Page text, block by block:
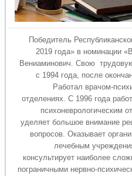
Победитель
2019 года» в номинации
Вениаминович. Свою
с 1994 года, после
Работал врачом-
отделениях. С 1996 года
психоневрологическим
уделяет большое внимание
вопросов. Оказывает
лечебным
консультирует наиболее
пограничными нервно-